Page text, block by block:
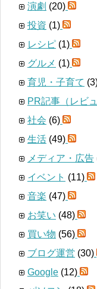
演劇 (20)
投資 (1)
レシピ (1)
グルメ (1)
育児・子育て
PR記事（レビ
社会 (6)
生活 (49)
メディア・広告
イベント (11)
音楽 (47)
お笑い (48)
買い物 (56)
ブログ運営 (30)
Google (12)